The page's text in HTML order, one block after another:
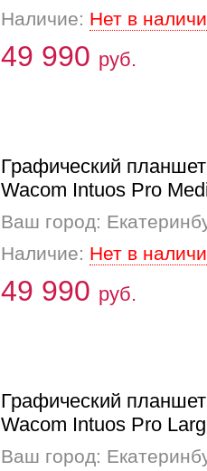
Наличие: Нет в
49 990 руб.
Графический планшет
Wacom Intuos Pro
Ваш город:
Наличие: Нет в
49 990 руб.
Графический планшет
Wacom Intuos Pro
Ваш город: